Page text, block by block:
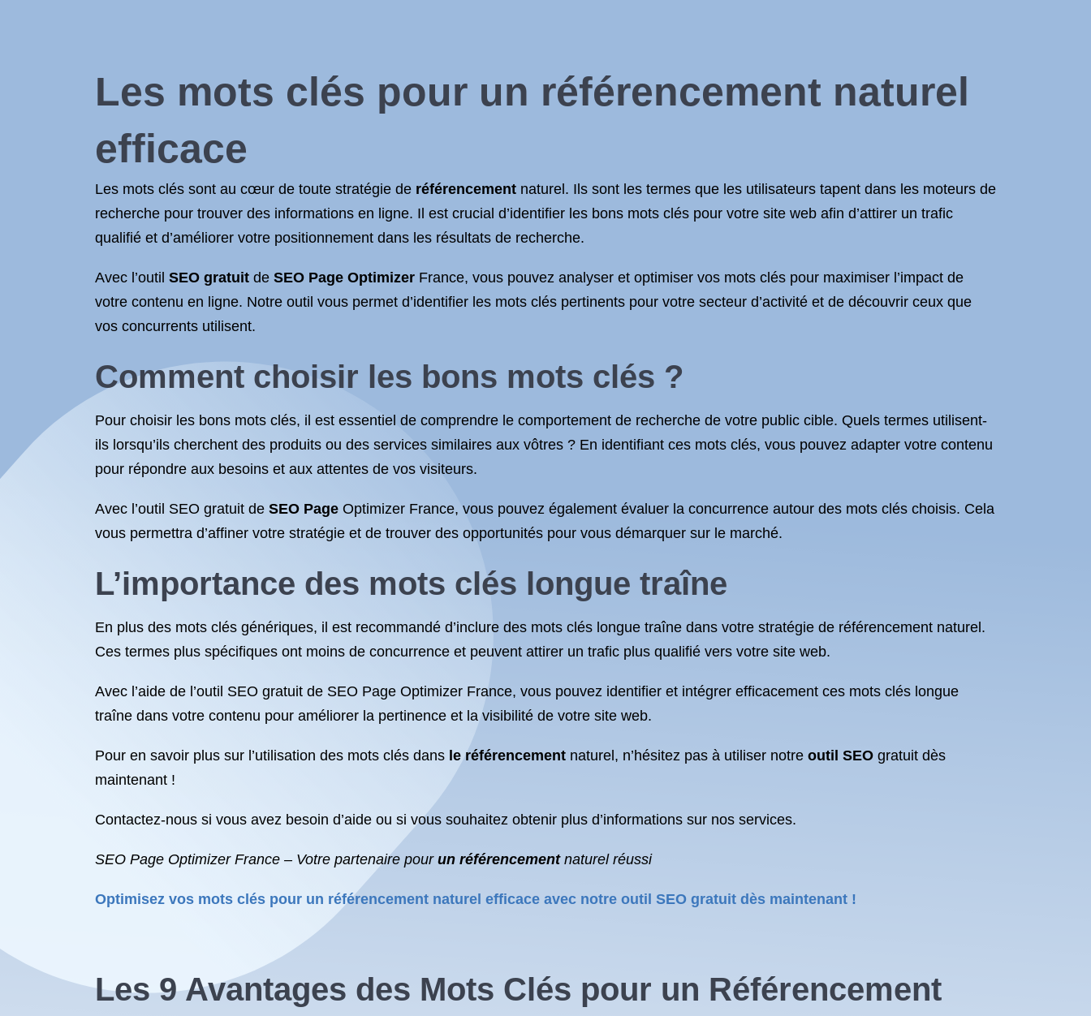
Les mots clés pour un référencement naturel
efficace
Les mots clés sont au cœur de toute stratégie de référencement naturel. Ils sont les termes que les utilisateurs tapent dans les moteurs de
recherche pour trouver des informations en ligne. Il est crucial d’identifier les bons mots clés pour votre site web afin d’attirer un trafic
qualifié et d’améliorer votre positionnement dans les résultats de recherche.
Avec l’outil SEO gratuit de SEO Page Optimizer France, vous pouvez analyser et optimiser vos mots clés pour maximiser l’impact de
votre contenu en ligne. Notre outil vous permet d’identifier les mots clés pertinents pour votre secteur d’activité et de découvrir ceux que
vos concurrents utilisent.
Comment choisir les bons mots clés ?
Pour choisir les bons mots clés, il est essentiel de comprendre le comportement de recherche de votre public cible. Quels termes utilisent-
ils lorsqu’ils cherchent des produits ou des services similaires aux vôtres ? En identifiant ces mots clés, vous pouvez adapter votre contenu
pour répondre aux besoins et aux attentes de vos visiteurs.
Avec l’outil SEO gratuit de SEO Page Optimizer France, vous pouvez également évaluer la concurrence autour des mots clés choisis. Cela
vous permettra d’affiner votre stratégie et de trouver des opportunités pour vous démarquer sur le marché.
L’importance des mots clés longue traîne
En plus des mots clés génériques, il est recommandé d’inclure des mots clés longue traîne dans votre stratégie de référencement naturel.
Ces termes plus spécifiques ont moins de concurrence et peuvent attirer un trafic plus qualifié vers votre site web.
Avec l’aide de l’outil SEO gratuit de SEO Page Optimizer France, vous pouvez identifier et intégrer efficacement ces mots clés longue
traîne dans votre contenu pour améliorer la pertinence et la visibilité de votre site web.
Pour en savoir plus sur l’utilisation des mots clés dans le référencement naturel, n’hésitez pas à utiliser notre outil SEO gratuit dès
maintenant !
Contactez-nous si vous avez besoin d’aide ou si vous souhaitez obtenir plus d’informations sur nos services.
SEO Page Optimizer France – Votre partenaire pour un référencementnaturel réussi
Optimisez vos mots clés pour un référencement naturel efficace avec notre outil SEO gratuit dès maintenant !
Les 9 Avantages des Mots Clés pour un Référencement